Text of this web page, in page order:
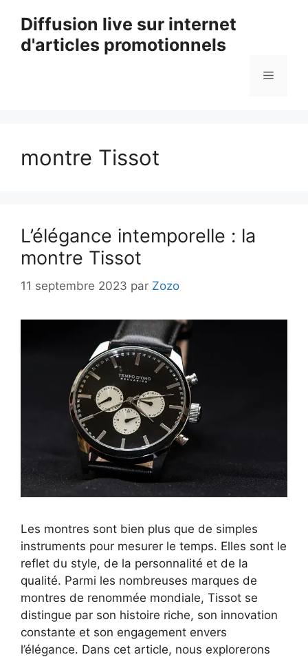
contenu
Diffusion live sur internet
d'articles promotionnels
Menu
montre Tissot
L’élégance intemporelle : la
montre Tissot
11 septembre 2023 par Zozo
Les montres sont bien plus que de simples
instruments pour mesurer le temps. Elles sont le
reflet du style, de la personnalité et de la
qualité. Parmi les nombreuses marques de
montres de renommée mondiale, Tissot se
distingue par son histoire riche, son innovation
constante et son engagement envers
l’élégance. Dans cet article, nous explorerons